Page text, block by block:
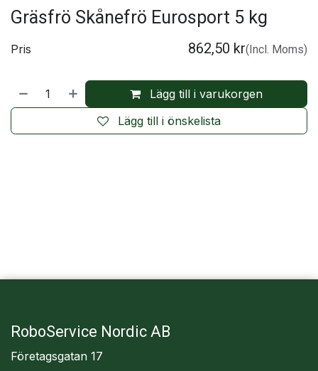
Gräsfrö Skånefrö Eurosport 5 kg
Lägg till i varukorgen
Lägg till i önskelista
Pris 862,50 kr(Incl. Moms)
RoboService Nordic AB
Företagsgatan 17